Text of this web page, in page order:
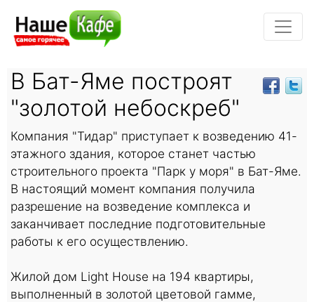
В Бат-Яме построят
"золотой небоскреб"
Компания "Тидар" приступает к возведению 41-
этажного здания, которое станет частью
строительного проекта "Парк у моря" в Бат-Яме.
В настоящий момент компания получила
разрешение на возведение комплекса и
заканчивает последние подготовительные
работы к его осуществлению.
Жилой дом Light House на 194 квартиры,
выполненный в золотой цветовой гамме,